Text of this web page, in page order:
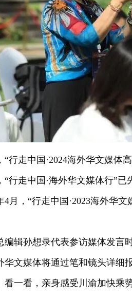
“行走中国·2024海外华文媒
“行走中国·海外华文媒体行”
月，“行走中国·2023海外华
编辑孙想录代表参访媒体发言
华文媒体将通过笔和镜头详细
看一看，亲身感受川渝加快乘